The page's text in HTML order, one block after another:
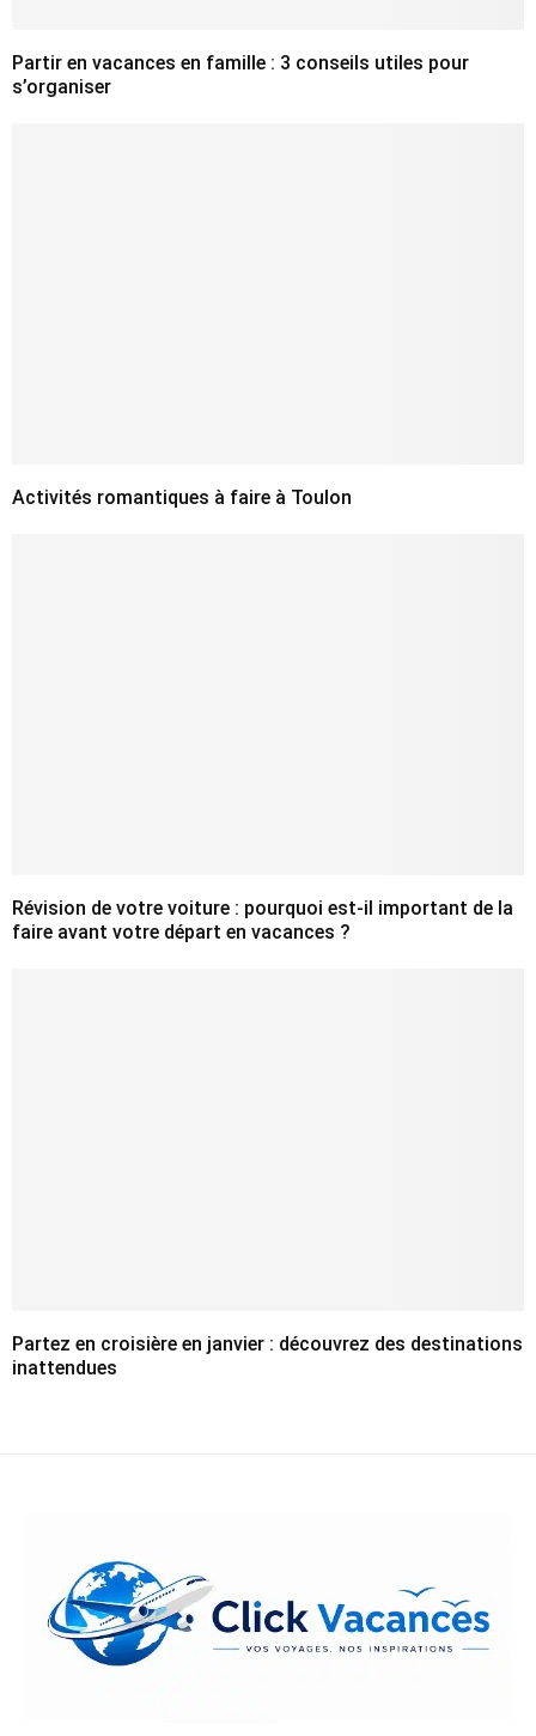
Partir en vacances en famille : 3 conseils utiles pour
s’organiser
Activités romantiques à faire à Toulon
Révision de votre voiture : pourquoi est-il important de la
faire avant votre départ en vacances ?
Partez en croisière en janvier : découvrez des destinations
inattendues